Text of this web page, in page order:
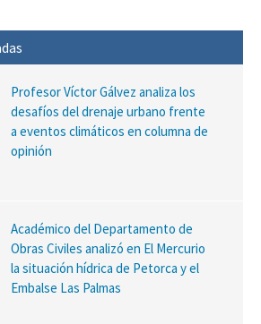
Profesor Víctor Gálvez analiza los
desafíos del drenaje urbano frente
a eventos climáticos en columna de
opinión
Académico del Departamento de
Obras Civiles analizó en El Mercurio
la situación hídrica de Petorca y el
Embalse Las Palmas